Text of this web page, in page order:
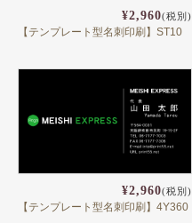
¥2,960(税別)
【テンプレート型名刺印刷】ST10
¥2,960(税別)
【テンプレート型名刺印刷】4Y360